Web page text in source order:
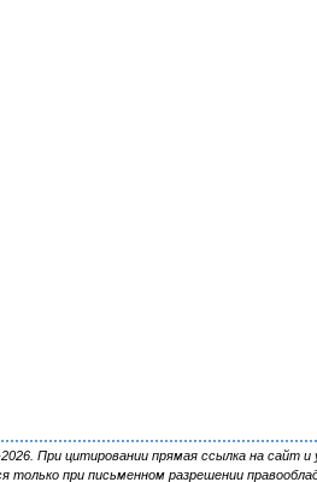
При цитировании прямая ссылка на сайт и
только при письменном разрешении